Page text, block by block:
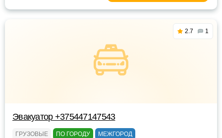
2.7 1
Эвакуатор +375447147543
ГРУЗОВЫЕ ПО ГОРОДУ МЕЖГОРОД